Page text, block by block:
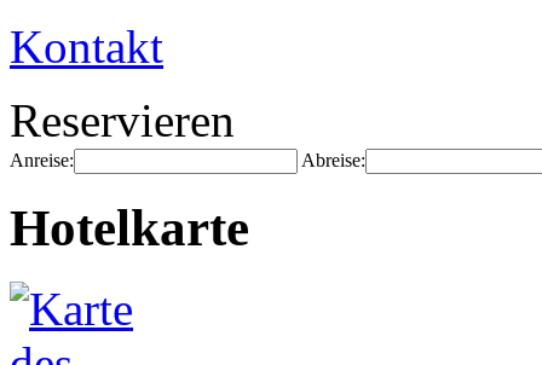
Kontakt
Reservieren
Anreise: Abreise:
Hotelkarte